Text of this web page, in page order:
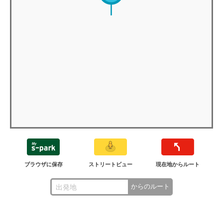
ブラウザに保存 ストリートビュー 現在地からルート
からのルート